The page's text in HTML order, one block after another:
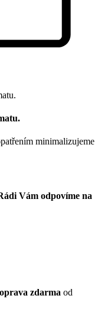
minimalizujeme
Vám odpovíme na
zdarma od